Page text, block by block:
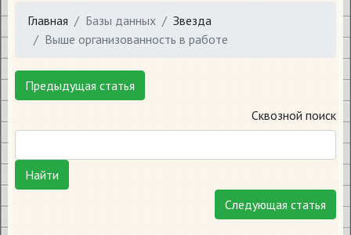
Главная Базы данных
Звезда
Выше организованность в работе
Предыдущая статья
Сквозной поиск
Найти
Следующая статья